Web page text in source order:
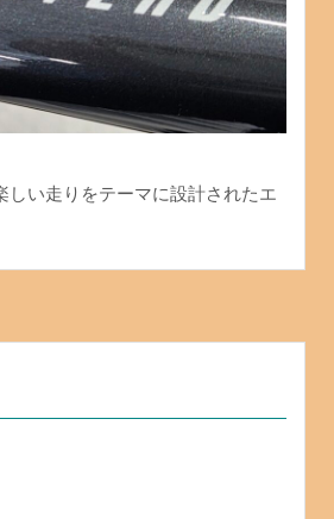
しい走りをテーマに設計されたエ